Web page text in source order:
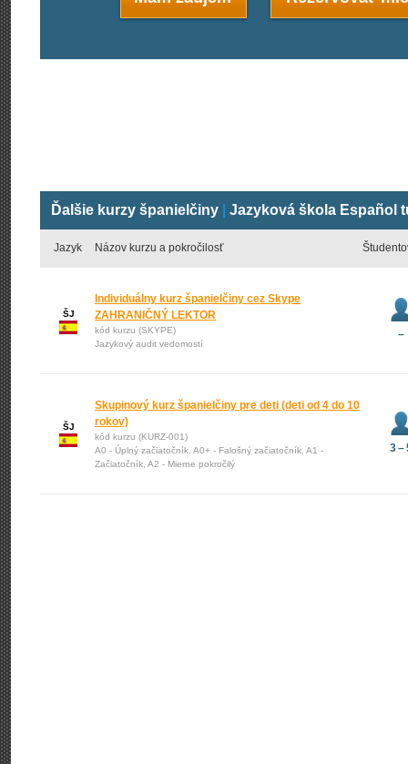
Ďalšie kurzy španielčiny Jazyková škola Español
Jazyk Názov kurzu a pokročilosť
ŠJ
Individuálny kurz španielčiny cez Skype
ZAHRANIČNÝ LEKTOR
kód kurzu (SKYPE)
Jazykový audit vedomostí
–
ŠJ
Skupinový kurz španielčiny pre deti (deti od 4 do 10
rokov)
kód kurzu (KURZ-001)
A0 - Úplný začiatočník, A0+ - Falošný začiatočník, A1 -
Začiatočník, A2 - Mierne pokročilý
3 –